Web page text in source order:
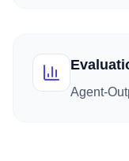
Agent-